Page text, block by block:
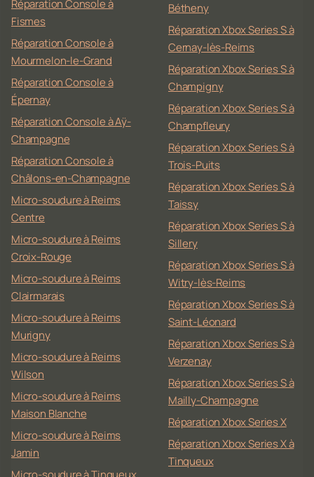
Réparation Console à
Fismes
Réparation Console à
Mourmelon-le-Grand
Réparation Console à
Épernay
Réparation Console à Aÿ-
Champagne
Réparation Console à
Châlons-en-Champagne
Micro-soudure à Reims
Centre
Micro-soudure à Reims
Croix-Rouge
Micro-soudure à Reims
Clairmarais
Micro-soudure à Reims
Murigny
Micro-soudure à Reims
Wilson
Micro-soudure à Reims
Maison Blanche
Micro-soudure à Reims
Jamin
Bétheny
Réparation Xbox Series S à
Cernay-lès-Reims
Réparation Xbox Series S à
Champigny
Réparation Xbox Series S à
Champfleury
Réparation Xbox Series S à
Trois-Puits
Réparation Xbox Series S à
Taissy
Réparation Xbox Series S à
Sillery
Réparation Xbox Series S à
Witry-lès-Reims
Réparation Xbox Series S à
Saint-Léonard
Réparation Xbox Series S à
Verzenay
Réparation Xbox Series S à
Mailly-Champagne
Réparation Xbox Series X
Réparation Xbox Series X à
Tinqueux